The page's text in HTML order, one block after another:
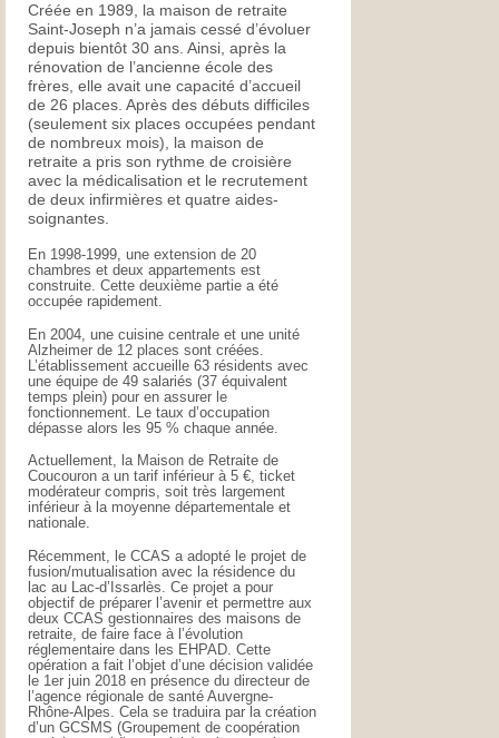
Créée en 1989, la maison de retraite
Saint-Joseph n’a jamais cessé d’évoluer
depuis bientôt 30 ans. Ainsi, après la
rénovation de l’ancienne école des
frères, elle avait une capacité d’accueil
de 26 places. Après des débuts difficiles
(seulement six places occupées pendant
de nombreux mois), la maison de
retraite a pris son rythme de croisière
avec la médicalisation et le recrutement
de deux infirmières et quatre aides-
soignantes.
En 1998-1999, une extension de 20
chambres et deux appartements est
construite. Cette deuxième partie a été
occupée rapidement.
En 2004, une cuisine centrale et une unité
Alzheimer de 12 places sont créées.
L’établissement accueille 63 résidents avec
une équipe de 49 salariés (37 équivalent
temps plein) pour en assurer le
fonctionnement. Le taux d’occupation
dépasse alors les 95 % chaque année.
Actuellement, la Maison de Retraite de
Coucouron a un tarif inférieur à 5 €, ticket
modérateur compris, soit très largement
inférieur à la moyenne départementale et
nationale.
Récemment, le CCAS a adopté le projet de
fusion/mutualisation avec la résidence du
lac au Lac-d’Issarlès. Ce projet a pour
objectif de préparer l’avenir et permettre aux
deux CCAS gestionnaires des maisons de
retraite, de faire face à l’évolution
réglementaire dans les EHPAD. Cette
opération a fait l’objet d’une décision validée
le 1er juin 2018 en présence du directeur de
l’agence régionale de santé Auvergne-
Rhône-Alpes. Cela se traduira par la création
d’un GCSMS (Groupement de coopération